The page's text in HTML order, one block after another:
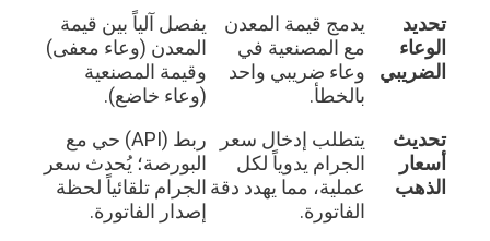
تحديد
الوعاء
الضريبي
يدمج قيمة المعدن
مع المصنعية في
وعاء ضريبي واحد
بالخطأ.
يفصل آلياً بين قيمة
المعدن (وعاء معفى)
وقيمة المصنعية
(وعاء خاضع).
تحديث
أسعار
الذهب
يتطلب إدخال سعر
الجرام يدوياً لكل
عملية، مما يهدد دقة
الفاتورة.
ربط (API) حي مع
البورصة؛ يُحدث سعر
الجرام تلقائياً لحظة
إصدار الفاتورة.